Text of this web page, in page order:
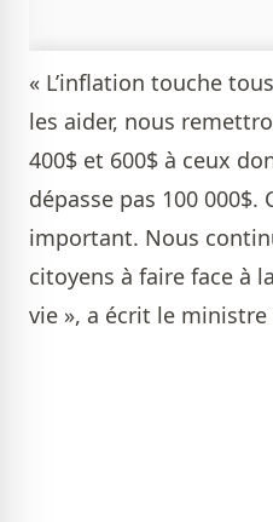
« L’inflation touche
les aider, nous
400$ et 600$ à ceux
dépasse pas 100 000$.
important. Nous
citoyens à faire face à
vie », a écrit le ministre